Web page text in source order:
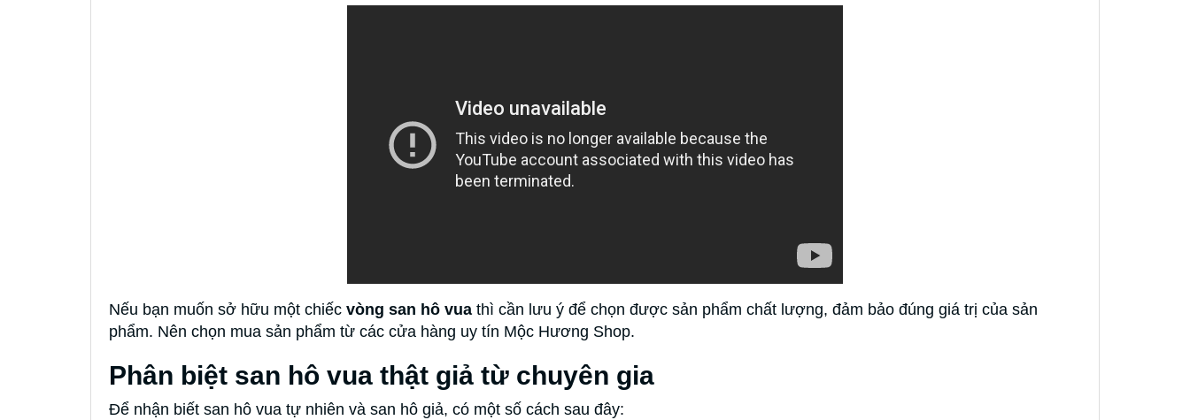
Nếu bạn muốn sở hữu một chiếc vòng san hô vua thì cần lưu ý để chọn được sản phẩm chất lượng, đảm bảo đúng giá trị của sản
phẩm. Nên chọn mua sản phẩm từ các cửa hàng uy tín Mộc Hương Shop.
Phân biệt san hô vua thật giả từ chuyên gia
Để nhận biết san hô vua tự nhiên và san hô giả, có một số cách sau đây: